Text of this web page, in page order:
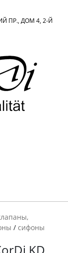
ПР., ДОМ 4, 2-Й
/ сифоны